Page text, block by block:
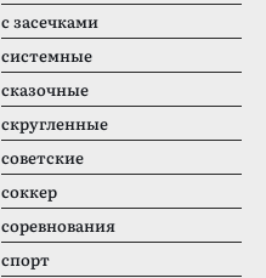
с засечками
системные
сказочные
скругленные
советские
соккер
соревнования
спорт